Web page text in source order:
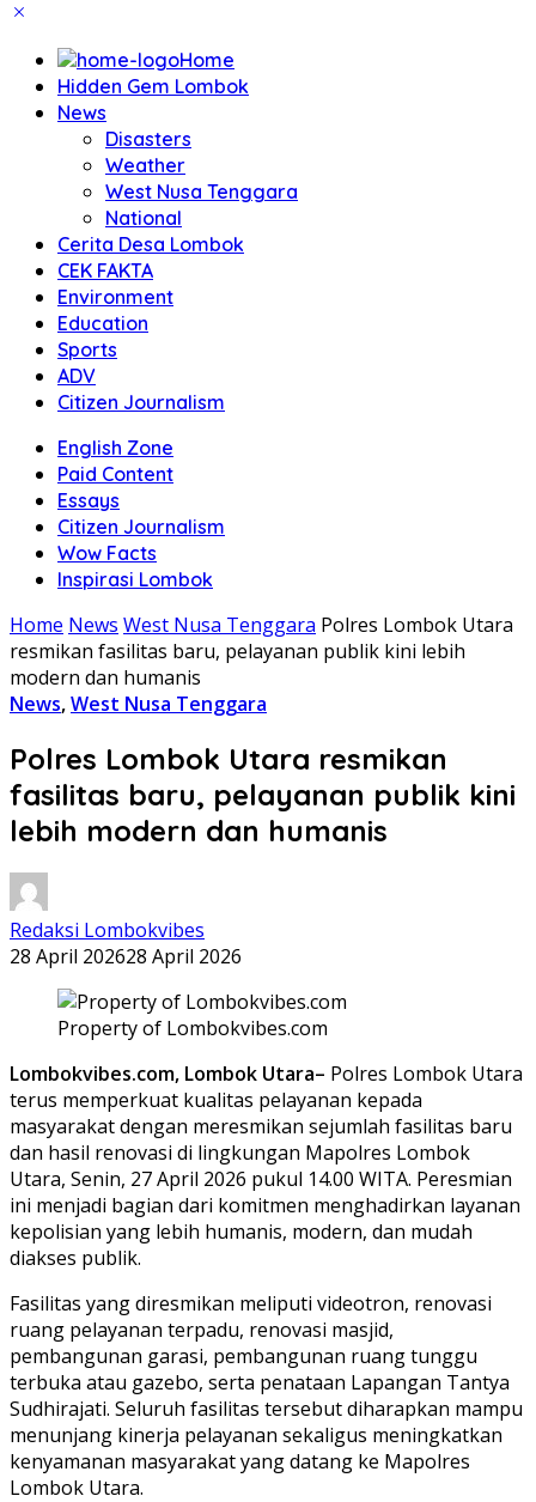
Home
Hidden Gem Lombok
News
Disasters
Weather
West Nusa Tenggara
National
Cerita Desa Lombok
CEK FAKTA
Environment
Education
Sports
ADV
Citizen Journalism
English Zone
Paid Content
Essays
Citizen Journalism
Wow Facts
Inspirasi Lombok
Home News West Nusa Tenggara Polres Lombok Utara
resmikan fasilitas baru, pelayanan publik kini lebih
modern dan humanis
News,West Nusa Tenggara
Polres Lombok Utara resmikan
fasilitas baru, pelayanan publik kini
lebih modern dan humanis
Redaksi Lombokvibes
28 April 202628 April 2026
Property of Lombokvibes.com
Lombokvibes.com, Lombok Utara– Polres Lombok Utara
terus memperkuat kualitas pelayanan kepada
masyarakat dengan meresmikan sejumlah fasilitas baru
dan hasil renovasi di lingkungan Mapolres Lombok
Utara, Senin, 27 April 2026 pukul 14.00 WITA. Peresmian
ini menjadi bagian dari komitmen menghadirkan layanan
kepolisian yang lebih humanis, modern, dan mudah
diakses publik.
Fasilitas yang diresmikan meliputi videotron, renovasi
ruang pelayanan terpadu, renovasi masjid,
pembangunan garasi, pembangunan ruang tunggu
terbuka atau gazebo, serta penataan Lapangan Tantya
Sudhirajati. Seluruh fasilitas tersebut diharapkan mampu
menunjang kinerja pelayanan sekaligus meningkatkan
kenyamanan masyarakat yang datang ke Mapolres
Lombok Utara.